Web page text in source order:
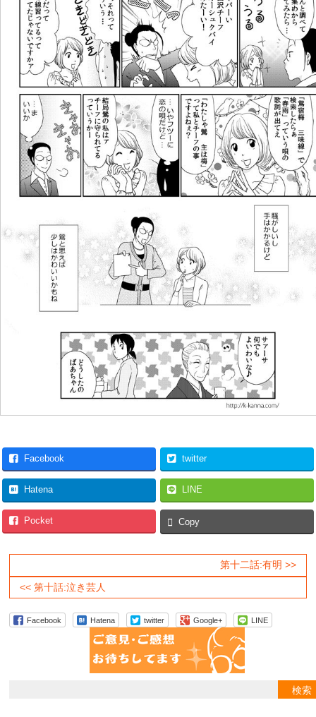
Facebook twitter
Hatena LINE
Pocket Copy
第十二話:有明 >>
<< 第十話:泣き芸人
Facebook Hatena twitter Google+ LINE